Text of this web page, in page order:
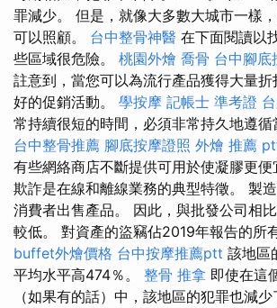
罪減少。 但是，就像大多數大城市一樣
可以照顧。 台中整骨神醫 在下面閱讀以
些區域很危險。 桃園外燴 喬骨 台中腳底
註意到，當您可以為流行產品獲得大量
好的促銷活動。 學按摩 記帳士 準考證
常持續很短的時間，必須非常持久地遵循
台中整骨推薦 腳底按摩證照 外燴 推薦
有些網絡商店不斷提供可用於使凝膠更便
欺詐是在線和離線業務的典型特徵。 製
消費​​者出售產品。 因此，與批發公司相
較低。 對資產的盜竊佔2019年報告的所
buffet外燴價格 台中按摩推薦ptt 該地區
平均水平高474％。 整骨 推拿 即使在這
（如果有的話）中，該地區的犯罪也減少